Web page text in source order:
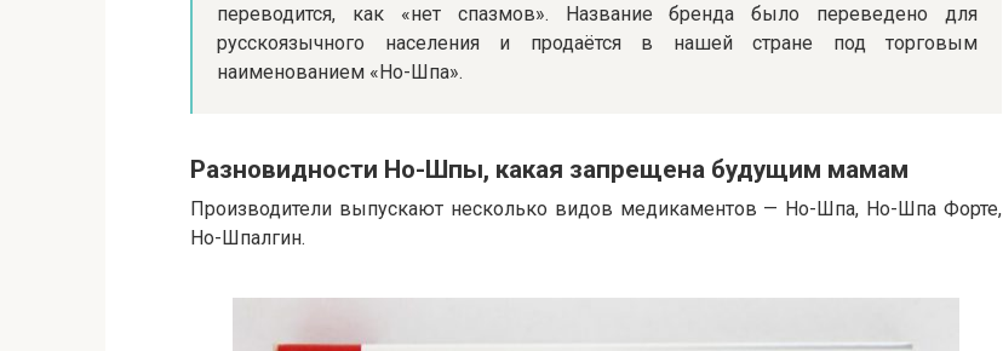
переводится, как «нет спазмов». Название бренда было переведено для
русскоязычного населения и продаётся в нашей стране под торговым
наименованием «Но-Шпа».
Разновидности Но-Шпы, какая запрещена будущим мамам
Производители выпускают несколько видов медикаментов — Но-Шпа, Но-Шпа Форте,
Но-Шпалгин.